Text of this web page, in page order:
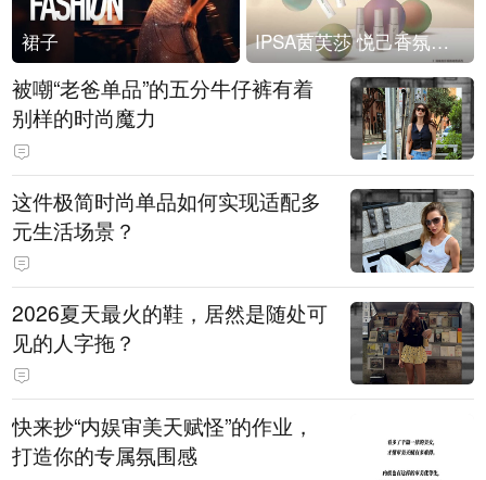
裙子 IPSA茵芙莎 悦己香氛凝露上市
被嘲“老爸单品”的五分牛仔裤有着
别样的时尚魔力
这件极简时尚单品如何实现适配多
元生活场景？
2026夏天最火的鞋，居然是随处可
见的人字拖？
快来抄“内娱审美天赋怪”的作业，
打造你的专属氛围感